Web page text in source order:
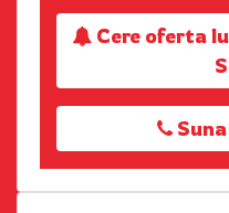
Cere oferta